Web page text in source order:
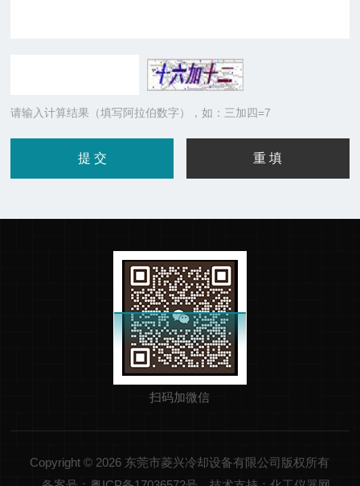
请输入计算结果（填写阿拉伯数字），如：三加四=7
扫码加微信
Copyright © 2026 东莞市菱兴冷却设备有限公司版权所有